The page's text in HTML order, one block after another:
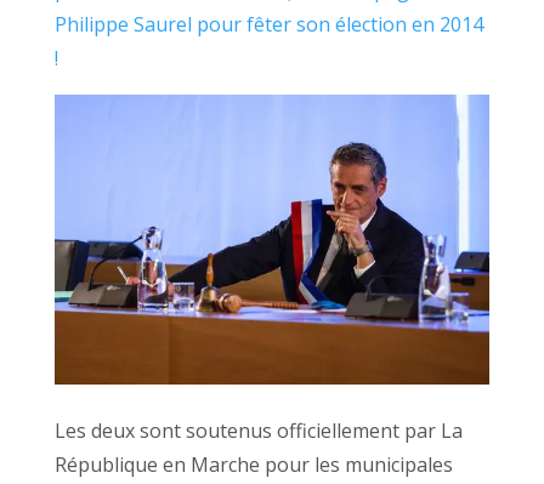
Philippe Saurel pour fêter son élection en 2014
!
Les deux sont soutenus officiellement par La
République en Marche pour les municipales